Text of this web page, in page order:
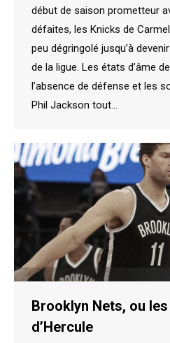
début de saison prometteur
défaites, les Knicks de
peu dégringolé jusqu’à
de la ligue. Les états d’âme
l’absence de défense et les
Phil Jackson tout…
Brooklyn Nets, ou
d’Hercule